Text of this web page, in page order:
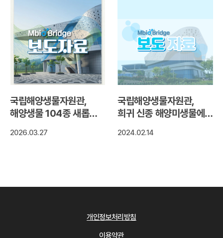
국립해양생물자원관,
해양생물 104종 새롭게
2026.03.27
국립해양생물자원관,
희귀 신종 해양미생물에서
천연색소‘지아잔틴’색소
2024.02.14
개인정보처리방침
이용약관